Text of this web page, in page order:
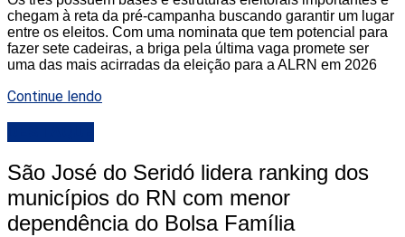
chegam à reta da pré-campanha buscando garantir um lugar
entre os eleitos. Com uma nominata que tem potencial para
fazer sete cadeiras, a briga pela última vaga promete ser
uma das mais acirradas da eleição para a ALRN em 2026
Continue lendo
São José do Seridó lidera ranking dos
municípios do RN com menor
dependência do Bolsa Família